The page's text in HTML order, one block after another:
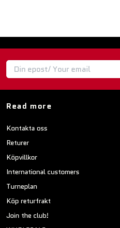
Read more
Kontakta oss
Returer
Köpvillkor
International customers
Turneplan
Köp returfrakt
Join the club!